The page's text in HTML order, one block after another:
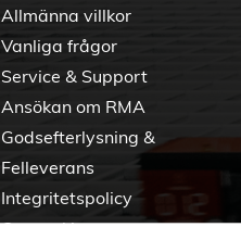
Allmänna villkor
Vanliga frågor
Service & Support
Ansökan om RMA
Godsefterlysning &
Felleverans
Integritetspolicy
Om cookies